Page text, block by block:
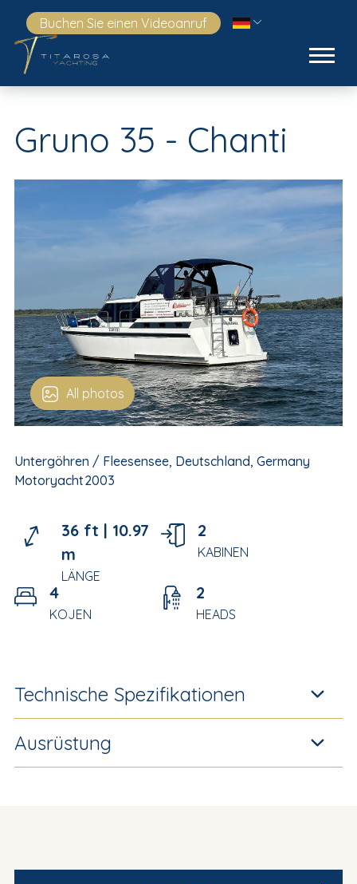
Buchen Sie einen Videoanruf
Gruno 35 - Chanti
All photos
Untergöhren / Fleesensee, Deutschland, Germany
Motoryacht2003
36 ft | 10.97
m
LÄNGE
2
KABINEN
4
KOJEN
2
HEADS
Technische Spezifikationen
Ausrüstung